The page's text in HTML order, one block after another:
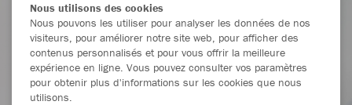
Nous utilisons des cookies
Nous pouvons les utiliser pour analyser les données de nos
visiteurs, pour améliorer notre site web, pour afficher des
contenus personnalisés et pour vous offrir la meilleure
expérience en ligne. Vous pouvez consulter vos paramètres
pour obtenir plus d'informations sur les cookies que nous
utilisons.